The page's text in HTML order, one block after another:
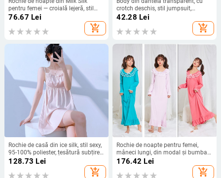
pentru femei — croială lejeră, stil
drăguț de desen animat, lungime
până la genunchi, guler rotund,
mâneci 3/4
76.67 Lei
add_shopping_cart
crotch deschis, stil jumpsuit,
țesătură poliester
42.28 Lei
add_shopping_cart
Rochie de casă din ice silk, stil sexy,
95-100% poliester, țesătură subțire,
decolteu în V
128.73 Lei
add_shopping_cart
Rochie de noapte pentru femei,
mâneci lungi, din modal și bumbac,
stil prințesă, îmbrăcăminte de casă
176.42 Lei
add_shopping_cart